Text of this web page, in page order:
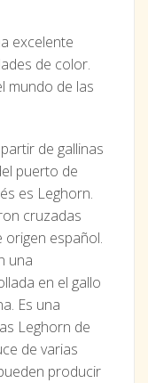
excelente
de color.
mundo de las
de gallinas
puerto de
es Leghorn.
cruzadas
español.
una
en el gallo
Es una
Leghorn de
de varias
producir